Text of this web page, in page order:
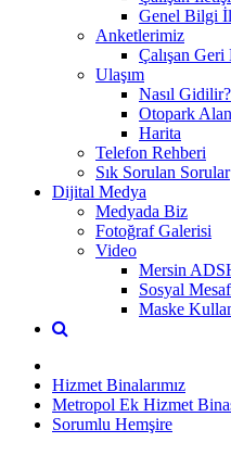
Genel Bilgi
Anketlerimiz
Çalışan
Ulaşım
Nasıl Gidilir?
Otopark
Harita
Telefon Rehberi
Sık Sorulan Sorular
Dijital Medya
Medyada Biz
Fotoğraf Galerisi
Video
Mersin
Sosyal
Maske
Hizmet Binalarımız
Metropol Ek Hizmet
Sorumlu Hemşire